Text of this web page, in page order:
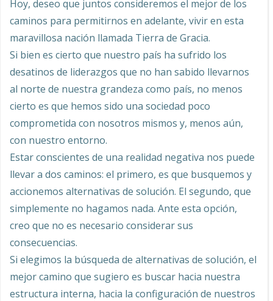
Hoy, deseo que juntos consideremos el mejor de los
caminos para permitirnos en adelante, vivir en esta
maravillosa nación llamada Tierra de Gracia.
Si bien es cierto que nuestro país ha sufrido los
desatinos de liderazgos que no han sabido llevarnos
al norte de nuestra grandeza como país, no menos
cierto es que hemos sido una sociedad poco
comprometida con nosotros mismos y, menos aún,
con nuestro entorno.
Estar conscientes de una realidad negativa nos puede
llevar a dos caminos: el primero, es que busquemos y
accionemos alternativas de solución. El segundo, que
simplemente no hagamos nada. Ante esta opción,
creo que no es necesario considerar sus
consecuencias.
Si elegimos la búsqueda de alternativas de solución, el
mejor camino que sugiero es buscar hacia nuestra
estructura interna, hacia la configuración de nuestros